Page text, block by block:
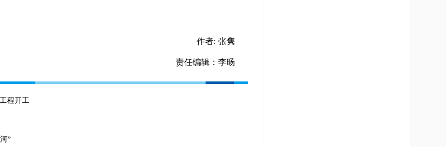
作者: 张隽
责任编辑：李旸
程开工
”